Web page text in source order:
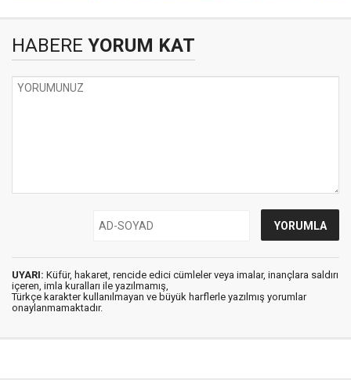
HABERE YORUM KAT
UYARI: Küfür, hakaret, rencide edici cümleler veya imalar, inançlara saldırı
içeren, imla kuralları ile yazılmamış,
Türkçe karakter kullanılmayan ve büyük harflerle yazılmış yorumlar
onaylanmamaktadır.